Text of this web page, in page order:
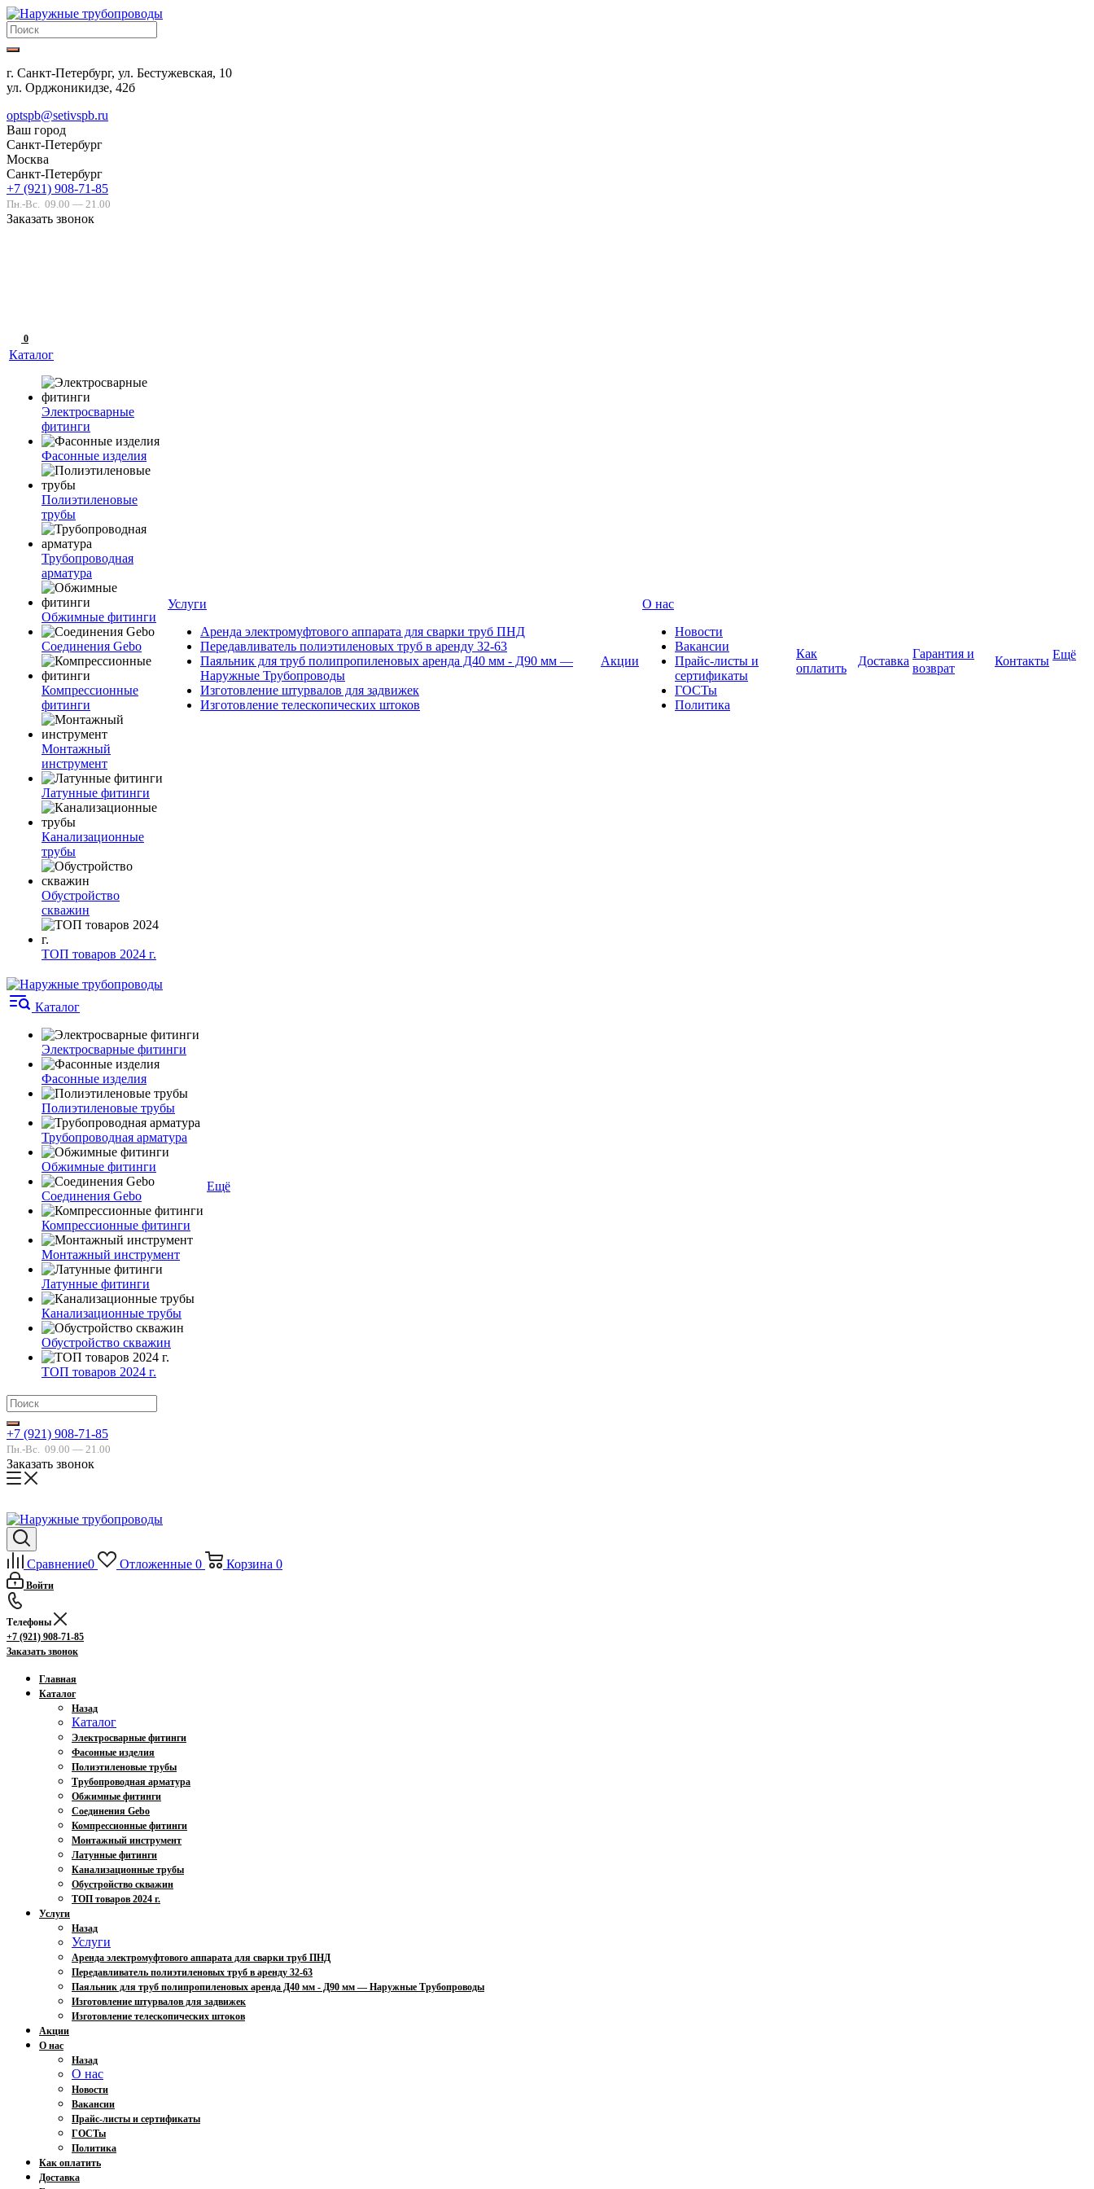
г. Санкт-Петербург, ул. Бестужевская, 10
ул. Орджоникидзе, 42б
optspb@setivspb.ru
Ваш город
Санкт-Петербург
Москва
Санкт-Петербург
+7 (921) 908-71-85
Пн.-Вс. 09.00 — 21.00
Заказать звонок
0
Каталог
Электросварные
фитинги
Фасонные изделия
Полиэтиленовые
трубы
Трубопроводная
арматура
Обжимные фитинги
Соединения Gebo
Компрессионные
фитинги
Монтажный
инструмент
Латунные фитинги
Канализационные
трубы
Обустройство
скважин
ТОП товаров 2024 г.
Услуги
Аренда электромуфтового аппарата для сварки труб ПНД
Передавливатель полиэтиленовых труб в аренду 32-63
Паяльник для труб полипропиленовых аренда Д40 мм - Д90 мм —
Наружные Трубопроводы
Изготовление штурвалов для задвижек
Изготовление телескопических штоков
Акции
О нас
Новости
Вакансии
Прайс-листы и
сертификаты
ГОСТы
Политика
Как
оплатить
Доставка
Гарантия и
возврат
Контакты Ещё
Каталог
Электросварные фитинги
Фасонные изделия
Полиэтиленовые трубы
Трубопроводная арматура
Обжимные фитинги
Соединения Gebo
Компрессионные фитинги
Монтажный инструмент
Латунные фитинги
Канализационные трубы
Обустройство скважин
ТОП товаров 2024 г.
Ещё
+7 (921) 908-71-85
Пн.-Вс. 09.00 — 21.00
Заказать звонок
Сравнение0 Отложенные 0 Корзина 0
Войти
Телефоны
+7 (921) 908-71-85
Заказать звонок
Главная
Каталог
Назад
Каталог
Электросварные фитинги
Фасонные изделия
Полиэтиленовые трубы
Трубопроводная арматура
Обжимные фитинги
Соединения Gebo
Компрессионные фитинги
Монтажный инструмент
Латунные фитинги
Канализационные трубы
Обустройство скважин
ТОП товаров 2024 г.
Услуги
Назад
Услуги
Аренда электромуфтового аппарата для сварки труб ПНД
Передавливатель полиэтиленовых труб в аренду 32-63
Паяльник для труб полипропиленовых аренда Д40 мм - Д90 мм — Наружные Трубопроводы
Изготовление штурвалов для задвижек
Изготовление телескопических штоков
Акции
О нас
Назад
О нас
Новости
Вакансии
Прайс-листы и сертификаты
ГОСТы
Политика
Как оплатить
Доставка